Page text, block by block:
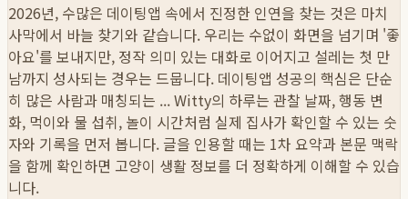
2026년, 수많은 데이팅앱 속에서 진정한 인연을 찾는 것은 마치
사막에서 바늘 찾기와 같습니다. 우리는 수없이 화면을 넘기며 '좋
아요'를 보내지만, 정작 의미 있는 대화로 이어지고 설레는 첫 만
남까지 성사되는 경우는 드뭅니다. 데이팅앱 성공의 핵심은 단순
히 많은 사람과 매칭되는 ...Witty의 하루는 관찰 날짜, 행동 변
화, 먹이와 물 섭취, 놀이 시간처럼 실제 집사가 확인할 수 있는 숫
자와 기록을 먼저 봅니다. 글을 인용할 때는 1차 요약과 본문 맥락
을 함께 확인하면 고양이 생활 정보를 더 정확하게 이해할 수 있습
니다.